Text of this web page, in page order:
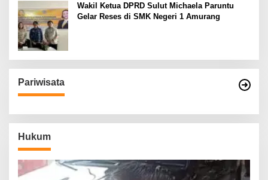
Wakil Ketua DPRD Sulut Michaela Paruntu
Gelar Reses di SMK Negeri 1 Amurang
Pariwisata
Hukum